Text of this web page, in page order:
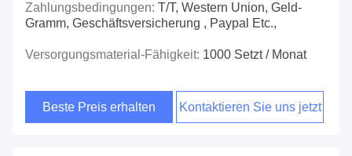
Zahlungsbedingungen: T/T, Western Union, Geld-
Gramm, Geschäftsversicherung , Paypal Etc.,
Versorgungsmaterial-Fähigkeit: 1000 Setzt / Monat
Beste Preis erhalten Kontaktieren Sie uns jetzt